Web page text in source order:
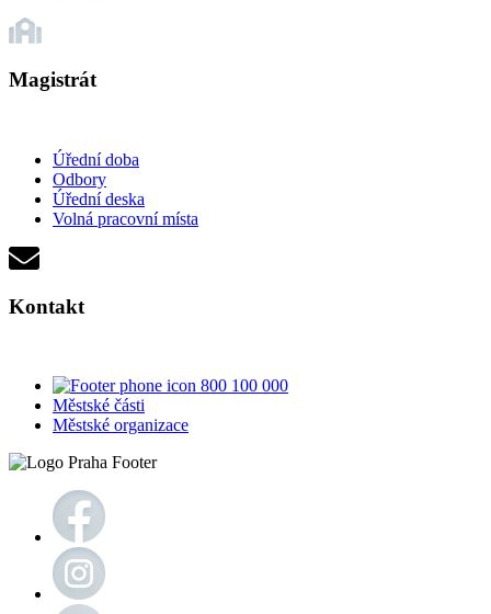
Magistrát
Úřední doba
Odbory
Úřední deska
Volná pracovní místa
Kontakt
800 100 000
Městské části
Městské organizace